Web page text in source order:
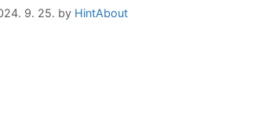
9. 25. by HintAbout